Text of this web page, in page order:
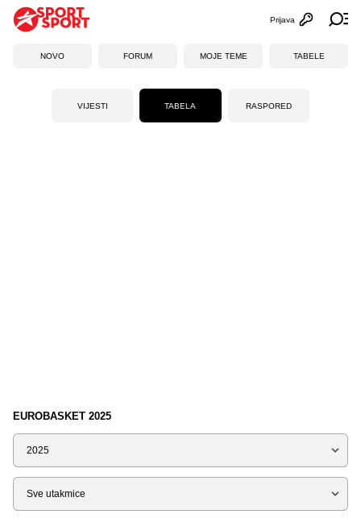
Otvori
Prijava
NOVO FORUM MOJE TEME TABELE
VIJESTI TABELA RASPORED
EUROBASKET 2025
Sezona
Tip